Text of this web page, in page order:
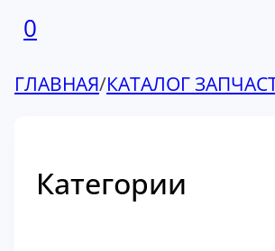
0
ГЛАВНАЯ/КАТАЛОГ
Категории